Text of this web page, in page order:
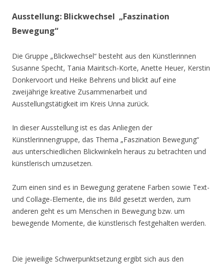
Ausstellung: Blickwechsel „Faszination
Bewegung“
Die Gruppe „Blickwechsel“ besteht aus den Künstlerinnen
Susanne Specht, Tania Mairitsch-Korte, Anette Heuer, Kerstin
Donkervoort und Heike Behrens und blickt auf eine
zweijährige kreative Zusammenarbeit und
Ausstellungstätigkeit im Kreis Unna zurück.
In dieser Ausstellung ist es das Anliegen der
Künstlerinnengruppe, das Thema „Faszination Bewegung“
aus unterschiedlichen Blickwinkeln heraus zu betrachten und
künstlerisch umzusetzen.
Zum einen sind es in Bewegung geratene Farben sowie Text-
und Collage-Elemente, die ins Bild gesetzt werden, zum
anderen geht es um Menschen in Bewegung bzw. um
bewegende Momente, die künstlerisch festgehalten werden.
Die jeweilige Schwerpunktsetzung ergibt sich aus den